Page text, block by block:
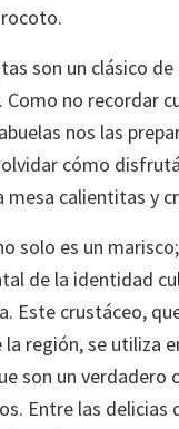
son un clásico de
Como no recordar
nos las
cómo
mesa calientitas y
solo es un
de la identidad
Este crustáceo,
la región, se utiliza
son un verdadero
Entre las delicias